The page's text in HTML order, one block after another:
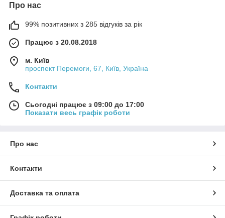
Про нас
99% позитивних з 285 відгуків за рік
Працює з 20.08.2018
м. Київ
проспект Перемоги, 67, Київ, Україна
Контакти
Сьогодні працює з 09:00 до 17:00
Показати весь графік роботи
Про нас
Контакти
Доставка та оплата